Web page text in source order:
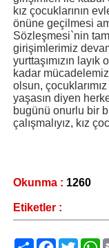
kız çocuklarının
önüne geçilmesi
Sözleşmesi`nin
girişimlerimiz
yurttaşımızın
kadar mücadelemiz
olsun,
yaşasın diyen
bugünü onurlu bir
çalışmalıyız, kız
Okunma : 1260
Etiketler :
PaylaşFacebook
Twitter